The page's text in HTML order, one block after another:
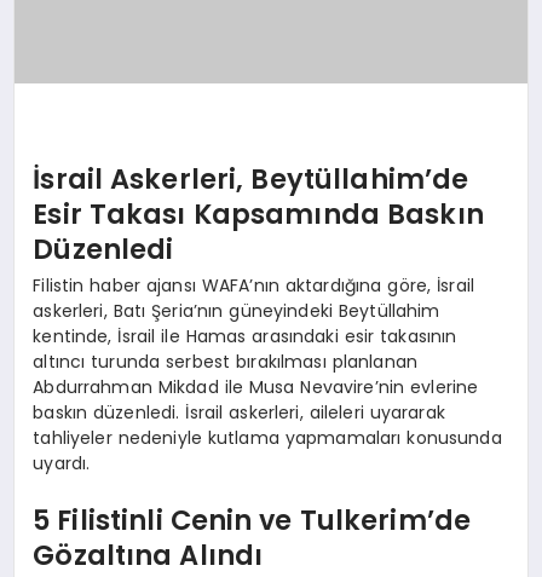
İsrail Askerleri, Beytüllahim’de
Esir Takası Kapsamında Baskın
Düzenledi
Filistin haber ajansı WAFA’nın aktardığına göre, İsrail
askerleri, Batı Şeria’nın güneyindeki Beytüllahim
kentinde, İsrail ile Hamas arasındaki esir takasının
altıncı turunda serbest bırakılması planlanan
Abdurrahman Mikdad ile Musa Nevavire’nin evlerine
baskın düzenledi. İsrail askerleri, aileleri uyararak
tahliyeler nedeniyle kutlama yapmamaları konusunda
uyardı.
5 Filistinli Cenin ve Tulkerim’de
Gözaltına Alındı